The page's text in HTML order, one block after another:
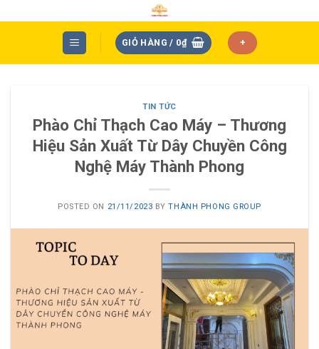
to
GIỎ HÀNG / 0₫ +
TIN TỨC
Phào Chỉ Thạch Cao Máy – Thương
Hiệu Sản Xuất Từ Dây Chuyền Công
Nghệ Máy Thành Phong
POSTED ON 21/11/2023 BYTHÀNH PHONG GROUP